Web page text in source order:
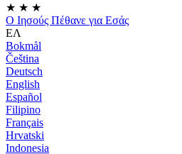
★ ★ ★
Ο Ιησούς Πέθανε για Εσάς
ΕΛ
Bokmål
Čeština
Deutsch
English
Español
Filipino
Français
Hrvatski
Indonesia